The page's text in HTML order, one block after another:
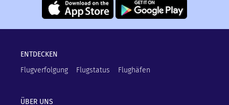
ENTDECKEN
Flugverfolgung
Flugstatus Flughäfen
ÜBER UNS